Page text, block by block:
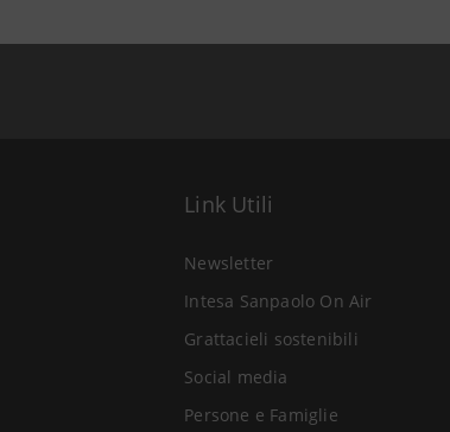
Link Utili
Newsletter
Intesa Sanpaolo On Air
Grattacieli sostenibili
Social media
Persone e Famiglie